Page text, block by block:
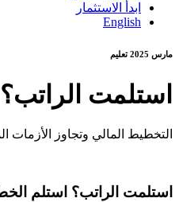
ابدأ الاستثمار
English
مارس 2025 تعليم
استلمت
التخطيط المالي وتجاوز الأزمات
استلمت الراتب؟ استلم